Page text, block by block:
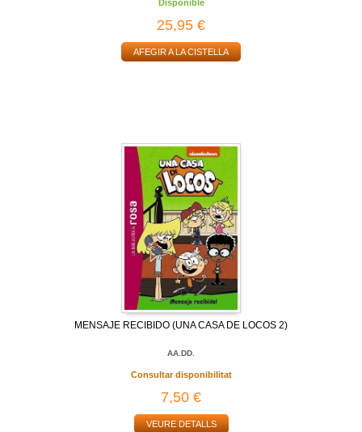
Disponible
25,95 €
AFEGIR A LA CISTELLA
MENSAJE RECIBIDO (UNA CASA DE LOCOS 2)
AA.DD.
Consultar disponibilitat
7,50 €
VEURE DETALLS